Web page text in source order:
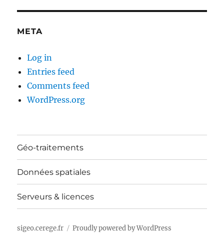
META
Log in
Entries feed
Comments feed
WordPress.org
Géo-traitements
Données spatiales
Serveurs & licences
sigeo.cerege.fr Proudly powered by WordPress